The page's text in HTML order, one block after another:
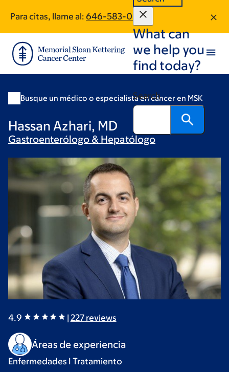
main
content
footer
Para citas, llame al: 646-583-0059
What can
we help you
find today?
Search
Busque un médico o especialista en cáncer en MSK
Hassan Azhari, MD
Gastroenterólogo & Hepatólogo
4.9 | 227reviews
Áreas de experiencia
Enfermedades I Tratamiento